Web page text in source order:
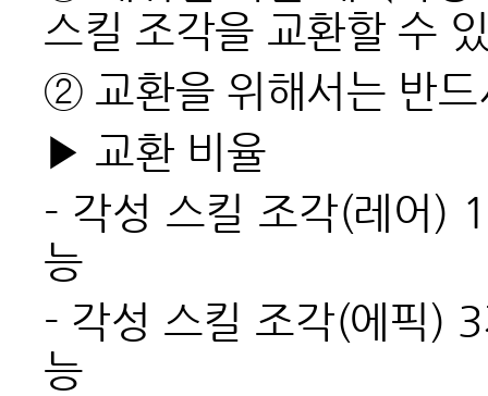
스킬 조각을 교환할 수
② 교환을 위해서는 반드
▶ 교환 비율
- 각성 스킬 조각(레어)
능
- 각성 스킬 조각(에픽)
능